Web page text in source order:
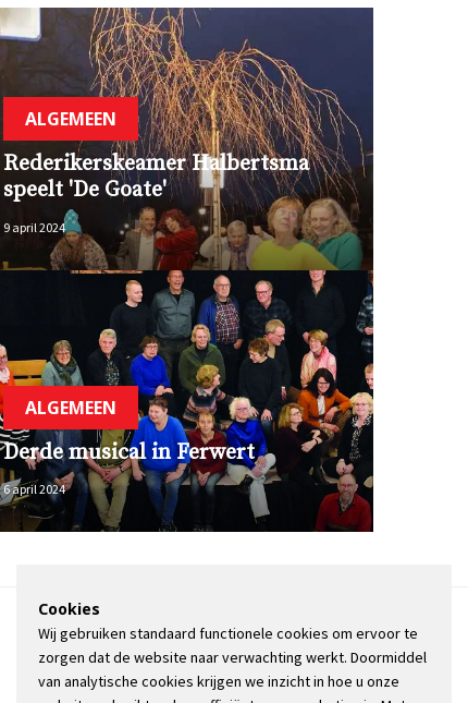
ALGEMEEN
Rederikerskeamer Halbertsma
speelt 'De Goate'
9 april 2024
ALGEMEEN
Derde musical in Ferwert
6 april 2024
OVER DE STIENSER
CONTACT
Cookies
Wij gebruiken standaard functionele cookies om ervoor te
zorgen dat de website naar verwachting werkt. Doormiddel
van analytische cookies krijgen we inzicht in hoe u onze